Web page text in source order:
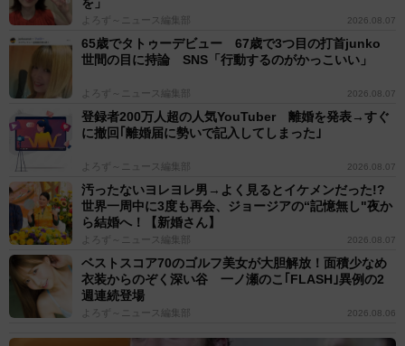
よろず～ニュース編集部 2026.08.07
65歳でタトゥーデビュー 67歳で3つ目の打首junko
世間の目に持論 SNS「行動するのがかっこいい」
よろず～ニュース編集部 2026.08.07
登録者200万人超の人気YouTuber 離婚を発表→すぐ
に撤回｢離婚届に勢いで記入してしまった｣
よろず～ニュース編集部 2026.08.07
汚ったないヨレヨレ男→よく見るとイケメンだった!?
世界一周中に3度も再会、ジョージアの“記憶無し"夜か
ら結婚へ！【新婚さん】
よろず～ニュース編集部 2026.08.07
ベストスコア70のゴルフ美女が大胆解放！面積少なめ
衣装からのぞく深い谷 一ノ瀬のこ｢FLASH｣異例の2
週連続登場
よろず～ニュース編集部 2026.08.06